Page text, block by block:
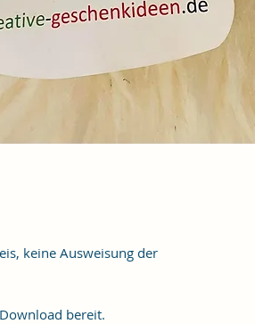
keine Ausweisung der
bereit.